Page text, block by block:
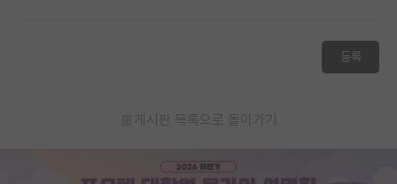
등록
게시판 목록으로 돌아가기